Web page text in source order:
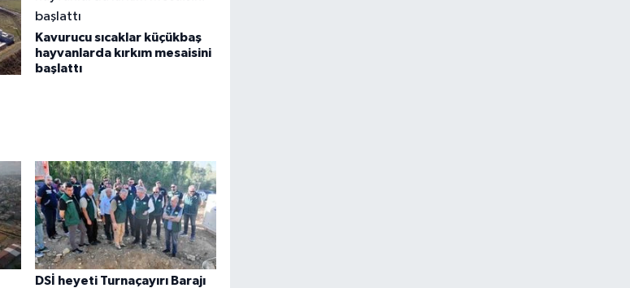
Kavurucu sıcaklar küçükbaş
hayvanlarda kırkım mesaisini
başlattı
DSİ heyeti Turnaçayırı Barajı